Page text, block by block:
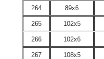
264 89х6
265 102х5
266 102х6
267 108х5